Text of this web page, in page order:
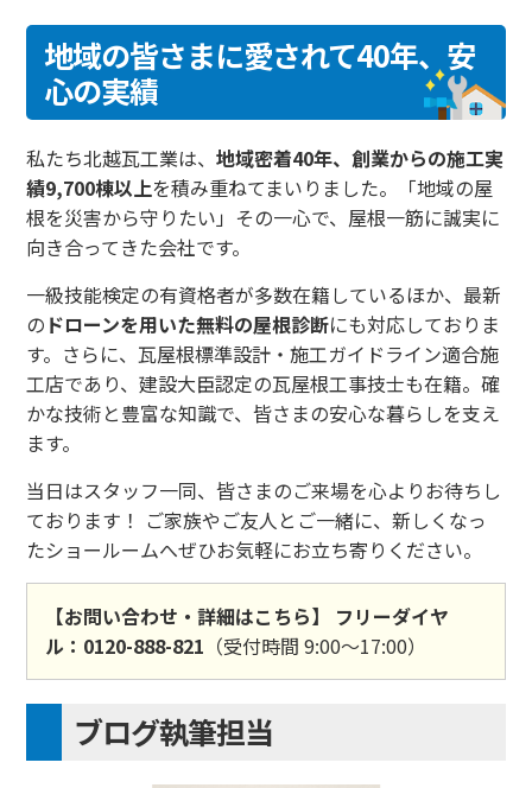
地域の皆さまに愛されて40年、安
心の実績
私たち北越瓦工業は、地域密着40年、創業からの施工実
績9,700棟以上を積み重ねてまいりました。「地域の屋
根を災害から守りたい」その一心で、屋根一筋に誠実に
向き合ってきた会社です。
一級技能検定の有資格者が多数在籍しているほか、最新
の ドローンを用いた無料の屋根診断にも対応しておりま
す。さらに、瓦屋根標準設計・施工ガイドライン適合施
工店であり、建設大臣認定の瓦屋根工事技士も在籍。確
かな技術と豊富な知識で、皆さまの安心な暮らしを支え
ます。
当日はスタッフ一同、皆さまのご来場を心よりお待ちし
ております！ ご家族やご友人とご一緒に、新しくなっ
たショールームへぜひお気軽にお立ち寄りください。
【お問い合わせ・詳細はこちら】
フリーダイヤ
ル：0120-888-821 （受付時間 9:00～17:00）
ブログ執筆担当